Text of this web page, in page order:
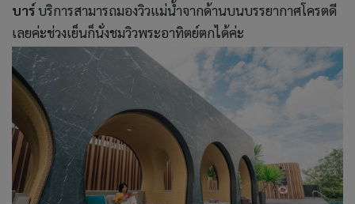
บาร์บริการสามารถมองวิวแม่น้ำจากด้านบนบรรยากาศโครตดี
เลยค่ะช่วงเย็นก็นั่งชมวิวพระอาทิตย์ตกได้ค่ะ